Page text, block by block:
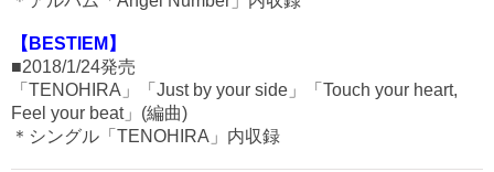
【BESTIEM】
■2018/1/24発売
「TENOHIRA」「Just by your side」「Touch your heart,
Feel your beat」(編曲)
＊シングル「TENOHIRA」内収録